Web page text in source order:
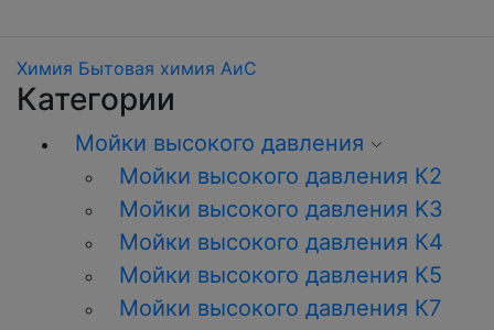
Химия Бытовая химия АиС
Категории
Мойки высокого давления
Мойки высокого давления К2
Мойки высокого давления K3
Мойки высокого давления К4
Мойки высокого давления К5
Мойки высокого давления К7